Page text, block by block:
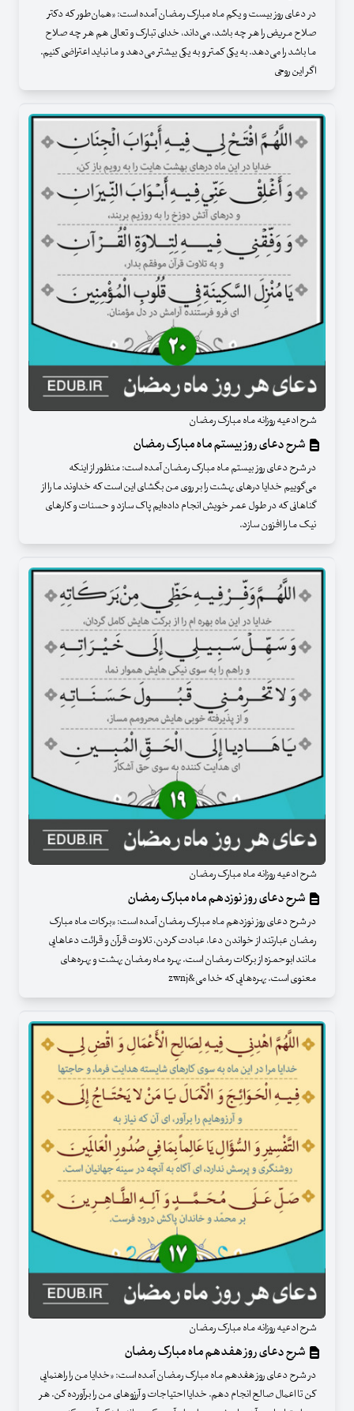
در دعای روز بیست و یکم ماه مبارک رمضان آمده است: «همان‌طور که دکتر
صلاح مریض را هر چه باشد، می‌داند، خدای تبارک و تعالی هم هر چه صلاح
ما باشد را می‌دهد. به یکی کمتر و به یکی بیشتر می‌دهد و ما نباید اعتراضی کنیم.
اگر این روحی
شرح ادعیه روزانه ماه مبارک رمضان
شرح دعای روز بیستم ماه مبارک رمضان
در شرح دعای روز بیستم ماه مبارک رمضان آمده است: منظور از اینکه
می‌گوییم خدایا درهای بهشت را بر روی من بگشای این است که خداوند ما را از
گناهانی که در طول عمر خویش انجام داده‌ایم پاک سازد و حسنات و کارهای
نیک ما را افزون سازد.
شرح ادعیه روزانه ماه مبارک رمضان
شرح دعای روز نوزدهم ماه مبارک رمضان
در شرح دعای روز نوزدهم ماه مبارک رمضان آمده است: «برکات ماه مبارک
رمضان عبارتند از خواندن دعا، عبادت کردن، تلاوت قرآن و قرائت دعاهایی
مانند ابوحمزه از برکات رمضان است. بهره ماه رمضان بهشت و بهره‌های
معنوی است. بهره‌هایی که خدا می&zwnj
شرح ادعیه روزانه ماه مبارک رمضان
شرح دعای روز هفدهم ماه مبارک رمضان
در شرح دعای روز هفدهم ماه مبارک رمضان آمده است: «خدایا من را راهنمایی
کن تا اعمال صالح انجام دهم. خدایا احتیاجات و آرزوهای من را برآورده کن. هر